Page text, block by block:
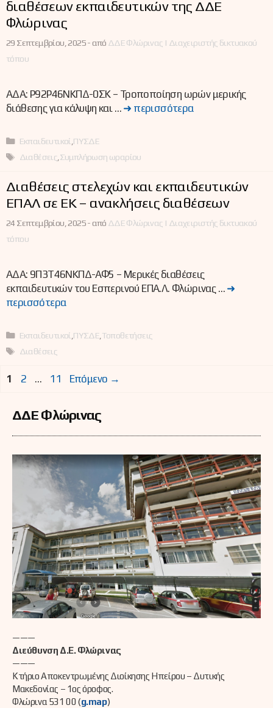
διαθέσεων εκπαιδευτικών της ΔΔΕ
Φλώρινας
29 Σεπτεμβρίου, 2025 -από ΔΔΕ Φλώρινας | Διαχειριστής δικτυακού
τόπου
ΑΔΑ: Ρ92Ρ46ΝΚΠΔ-0ΣΚ – Τροποποίηση ωρών μερικής
διάθεσης για κάλυψη και … ➜ περισσότερα
Κατηγορίες
Εκπαιδευτικοί ΠΥΣΔΕ
Ετικέτες
Διαθέσεις Συμπλήρωση ωραρίου
Διαθέσεις στελεχών και εκπαιδευτικών
ΕΠΑΛ σε ΕΚ – ανακλήσεις διαθέσεων
24 Σεπτεμβρίου, 2025 -από ΔΔΕ Φλώρινας | Διαχειριστής δικτυακού
τόπου
ΑΔΑ: 9Π3Τ46ΝΚΠΔ-ΑΦ5 – Μερικές διαθέσεις
εκπαιδευτικών του Εσπερινού ΕΠΑ.Λ. Φλώρινας … ➜
περισσότερα
Κατηγορίες
Εκπαιδευτικοί ΠΥΣΔΕ Τοποθετήσεις
Ετικέτες
Διαθέσεις
Σελίδα
1 Σελίδα
2 … Σελίδα
11 Επόμενο →
ΔΔΕ Φλώρινας
———
Διεύθυνση Δ.Ε. Φλώρινας
———
Κτήριο Αποκεντρωμένης Διοίκησης Ηπείρου – Δυτικής
Μακεδονίας – 1ος όροφος.
Φλώρινα 531 00 (g.map)